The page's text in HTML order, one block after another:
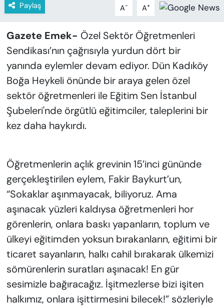
Paylaş A- A+
Gazete Emek- Özel Sektör Öğretmenleri
Sendikası’nın çağrısıyla yurdun dört bir
yanında eylemler devam ediyor. Dün Kadıköy
Boğa Heykeli önünde bir araya gelen özel
sektör öğretmenleri ile Eğitim Sen İstanbul
Şubeleri'nde örgütlü eğitimciler, taleplerini bir
kez daha haykırdı.
Öğretmenlerin açlık grevinin 15’inci gününde
gerçekleştirilen eylem, Fakir Baykurt’un,
“Sokaklar aşınmayacak, biliyoruz. Ama
aşınacak yüzleri kaldıysa öğretmenleri hor
görenlerin, onlara baskı yapanların, toplum ve
ülkeyi eğitimden yoksun bırakanların, eğitimi bir
ticaret sayanların, halkı cahil bırakarak ülkemizi
sömürenlerin suratları aşınacak! En gür
sesimizle bağıracağız. İşitmezlerse bizi işiten
halkımız, onlara işittirmesini bilecek!” sözleriyle
YAZAR KÖŞESİ
SİYASET
VAN VE DİYARBAKIR HABERLERİ